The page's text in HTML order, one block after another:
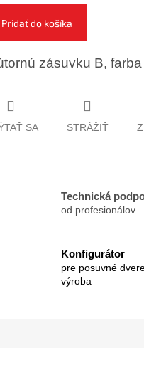
Pridať do košíka
zásuvku B,
SA STRÁŽIŤ
Technická
od profesionálov
Konfigurátor
pre posuvné
výroba